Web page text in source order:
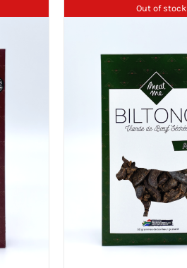
Out of stock